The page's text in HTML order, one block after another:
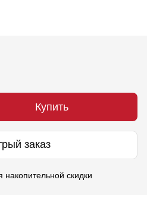
Купить
заказ
накопительной скидки